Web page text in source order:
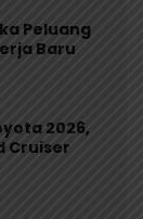
Peluang
Baru
2026,
Cruiser